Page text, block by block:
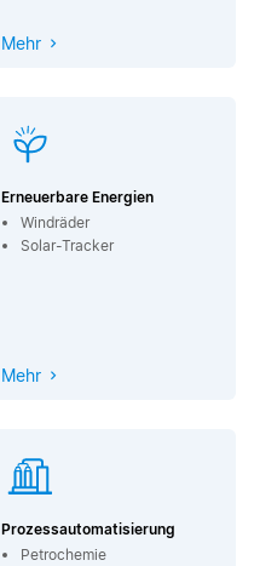
Mehr
Erneuerbare Energien
Windräder
Solar-Tracker
Mehr
Prozessautomatisierung
Petrochemie